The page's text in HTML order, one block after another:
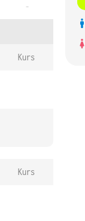
-
Kurs
Kurs